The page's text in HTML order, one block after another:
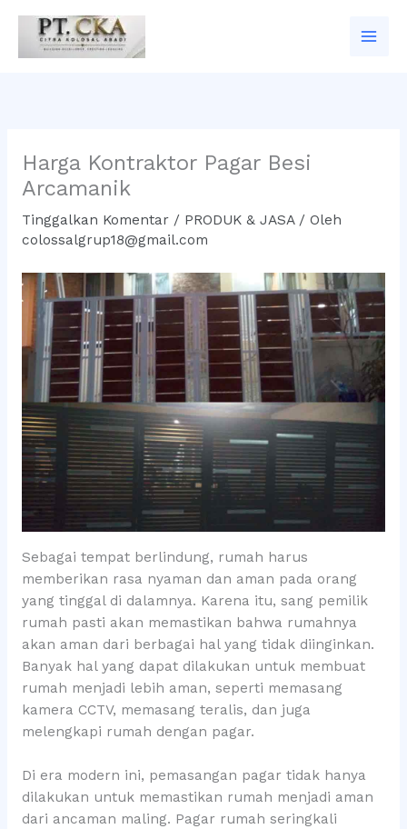
konten
Harga Kontraktor Pagar Besi
Arcamanik
Tinggalkan Komentar / PRODUK & JASA/ Oleh
colossalgrup18@gmail.com
Sebagai tempat berlindung, rumah harus
memberikan rasa nyaman dan aman pada orang
yang tinggal di dalamnya. Karena itu, sang pemilik
rumah pasti akan memastikan bahwa rumahnya
akan aman dari berbagai hal yang tidak diinginkan.
Banyak hal yang dapat dilakukan untuk membuat
rumah menjadi lebih aman, seperti memasang
kamera CCTV, memasang teralis, dan juga
melengkapi rumah dengan pagar.
Di era modern ini, pemasangan pagar tidak hanya
dilakukan untuk memastikan rumah menjadi aman
dari ancaman maling. Pagar rumah seringkali